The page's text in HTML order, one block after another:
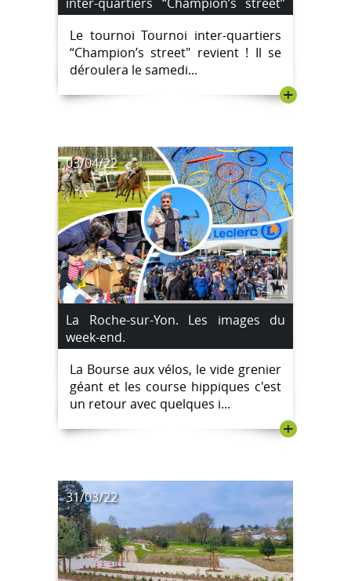
les inscriptions sont lancées.
Le tournoi Tournoi inter-quartiers
“Champion’s street" revient ! Il se
déroulera le samedi...
+
03/04/22
La Roche-sur-Yon. Les images du
week-end.
La Bourse aux vélos, le vide grenier
géant et les course hippiques c'est
un retour avec quelques i...
+
31/03/22